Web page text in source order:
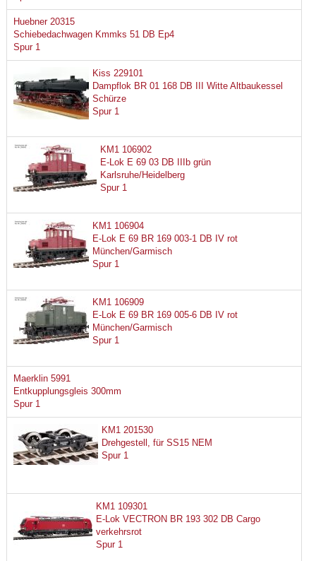
Huebner 20315
Schiebedachwagen Kmmks 51 DB Ep4
Spur 1
Kiss 229101
Dampflok BR 01 168 DB III Witte Altbaukessel
Schürze
Spur 1
KM1 106902
E-Lok E 69 03 DB IIIb grün
Karlsruhe/Heidelberg
Spur 1
KM1 106904
E-Lok E 69 BR 169 003-1 DB IV rot
München/Garmisch
Spur 1
KM1 106909
E-Lok E 69 BR 169 005-6 DB IV rot
München/Garmisch
Spur 1
Maerklin 5991
Entkupplungsgleis 300mm
Spur 1
KM1 201530
Drehgestell, für SS15 NEM
Spur 1
KM1 109301
E-Lok VECTRON BR 193 302 DB Cargo
verkehrsrot
Spur 1